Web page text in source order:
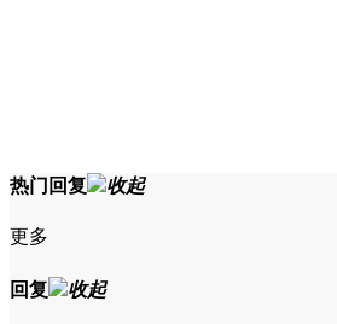
热门回复 收起
更多
回复 收起